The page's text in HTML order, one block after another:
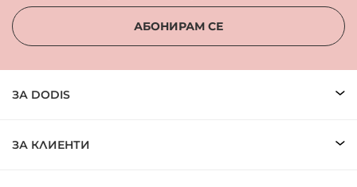
АБОНИРАМ СЕ
ЗА DODIS
ЗА КЛИЕНТИ